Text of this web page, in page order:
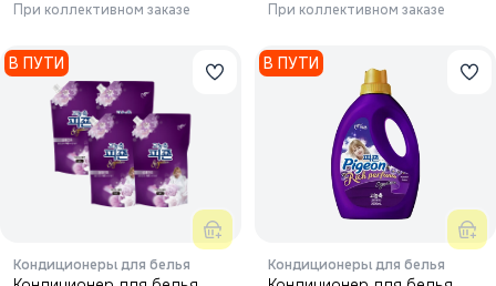
При коллективном заказе При коллективном заказе
В ПУТИ
Кондиционеры для белья
В ПУТИ
Кондиционеры для белья